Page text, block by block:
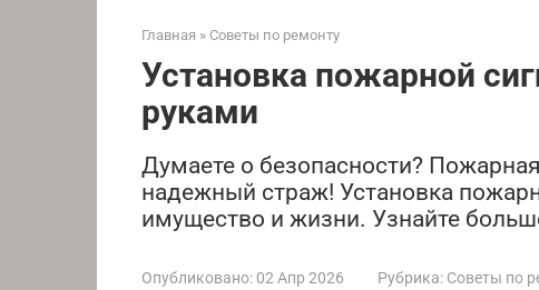
Главная » Советы по ремонту
Установка пожарной
руками
Думаете о безопасности?
надежный страж! Установка
имущество и жизни. Узнайте
Опубликовано: 02 Апр 2026 Рубрика: Советы по